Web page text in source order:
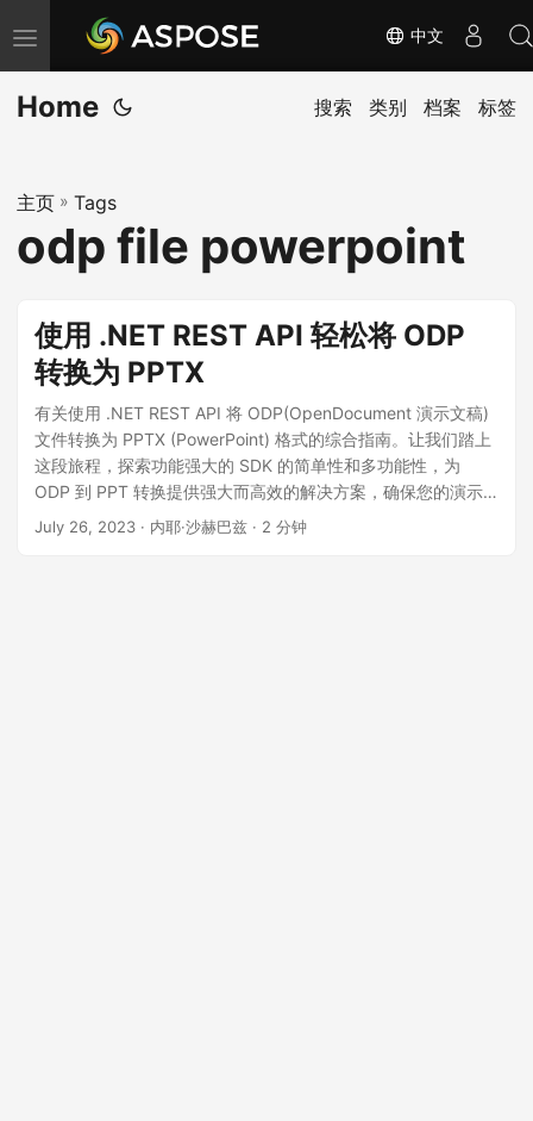
切
换
导
中文
Home 搜索 类别 档案 标签
主页 » Tags
odp file powerpoint
使用 .NET REST API 轻松将 ODP
转换为 PPTX
有关使用 .NET REST API 将 ODP(OpenDocument 演示文稿)
文件转换为 PPTX (PowerPoint) 格式的综合指南。让我们踏上
这段旅程，探索功能强大的 SDK 的简单性和多功能性，为
ODP 到 PPT 转换提供强大而高效的解决方案，确保您的演示
内容保持完整，并且您的幻灯片保留其原始格式和布局。
July 26, 2023 · 内耶·沙赫巴兹 · 2 分钟